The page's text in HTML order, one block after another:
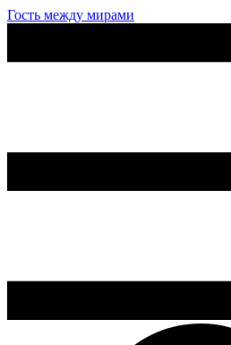
Гость между мирами